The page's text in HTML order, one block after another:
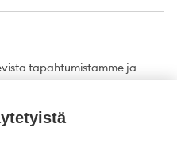
tapahtumistamme ja